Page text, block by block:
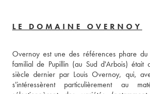
LE DOMAINE OVERNOY
Overnoy est une des références phare du
familial de Pupillin (au Sud d'Arbois) était
siècle dernier par Louis Overnoy, qui,
s'intéressèrent particulièrement au